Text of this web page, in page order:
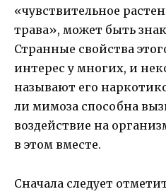
«чувствительное
трава», может быть
Странные свойства
интерес у многих, и
называют его
ли мимоза способна
воздействие на
в этом вместе.
Сначала следует